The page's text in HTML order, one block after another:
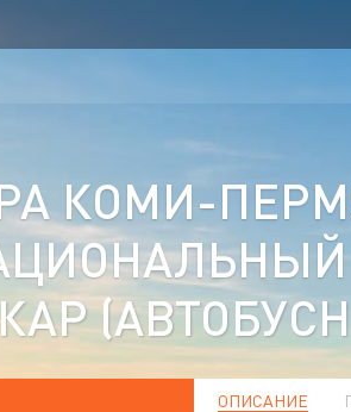
КОМИ-
ОПИСАНИЕ